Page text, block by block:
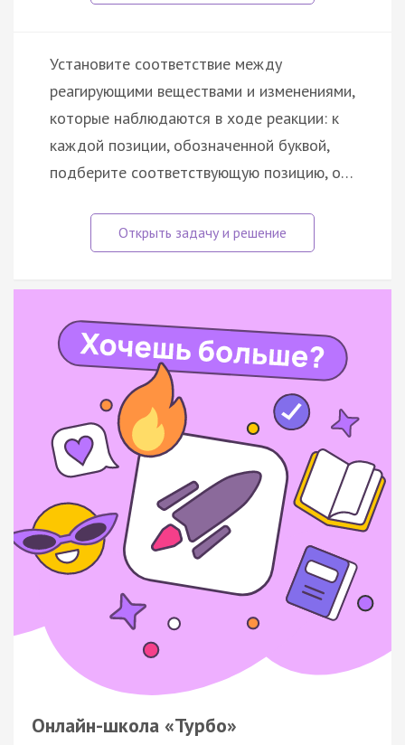
Установите соответствие между
реагирующими веществами и изменениями,
которые наблюдаются в ходе реакции: к
каждой позиции, обозначенной буквой,
подберите соответствующую позицию, о…
Онлайн-школа «Турбо»